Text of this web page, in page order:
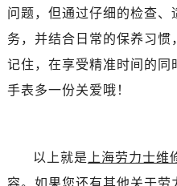
问题，但通过仔细的检查
务，并结合日常的保养习惯
记住，在享受精准时间的同
手表多一份关爱哦！
以上就是 上海劳力士维